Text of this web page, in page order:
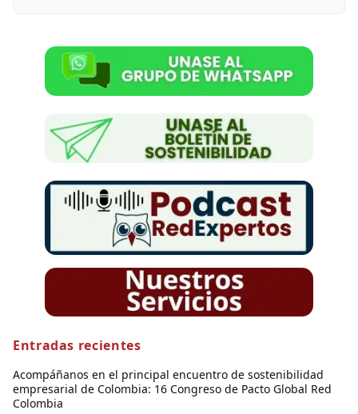
Entradas recientes
Acompáñanos en el principal encuentro de sostenibilidad
empresarial de Colombia: 16 Congreso de Pacto Global Red
Colombia